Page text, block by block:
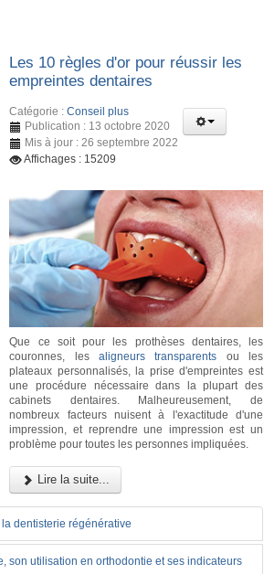
Les 10 règles d'or pour réussir les
empreintes dentaires
Catégorie :Conseil plus
Publication : 13 octobre 2020
Mis à jour : 26 septembre 2022
Affichages : 15209
Que ce soit pour les prothèses dentaires, les
couronnes, les aligneurs transparents ou les
plateaux personnalisés, la prise d'empreintes est
une procédure nécessaire dans la plupart des
cabinets dentaires. Malheureusement, de
nombreux facteurs nuisent à l'exactitude d'une
impression, et reprendre une impression est un
problème pour toutes les personnes impliquées.
Lire la suite...
dentisterie régénérative
son utilisation en orthodontie et ses indicateurs